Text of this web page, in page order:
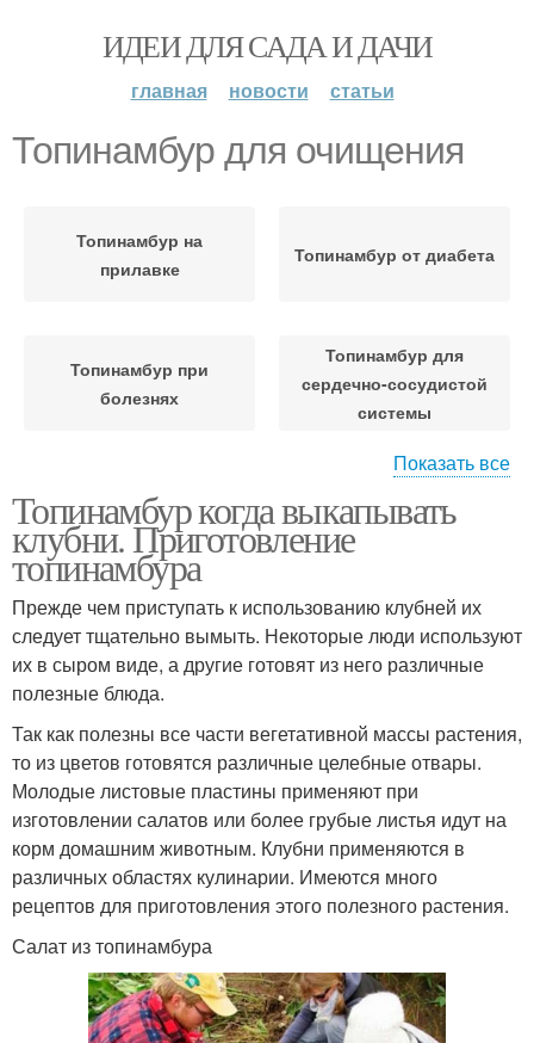
ИДЕИ ДЛЯ САДА И ДАЧИ
главная новости статьи
Топинамбур для очищения
Топинамбур на
прилавке
Топинамбур от диабета
Топинамбур при
болезнях
Топинамбур для
сердечно-сосудистой
системы
Топинамбур для
иммунитета
красоты
Запеченный
топинамбур
Блюда с топинамбуром
Клубный топинамбур
Топинамбур перед
посадкой
Инулин в топинамбуре
Показать все
Топинамбур когда выкапывать
клубни. Приготовление
топинамбура
Прежде чем приступать к использованию клубней их
следует тщательно вымыть. Некоторые люди используют
их в сыром виде, а другие готовят из него различные
полезные блюда.
Так как полезны все части вегетативной массы растения,
то из цветов готовятся различные целебные отвары.
Молодые листовые пластины применяют при
изготовлении салатов или более грубые листья идут на
корм домашним животным. Клубни применяются в
различных областях кулинарии. Имеются много
рецептов для приготовления этого полезного растения.
Салат из топинамбура